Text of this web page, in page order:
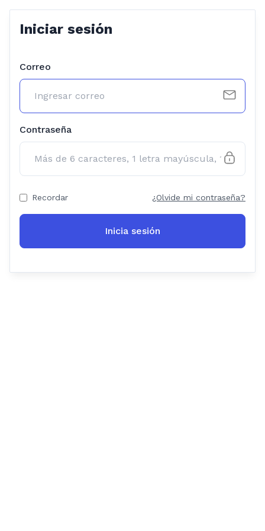
Iniciar sesión
Correo
Contraseña
Recordar ¿Olvide mi contraseña?